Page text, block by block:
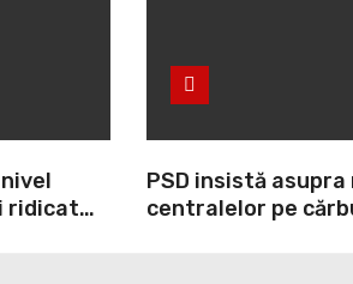
ridicat
PSD insistă
centralelor pe